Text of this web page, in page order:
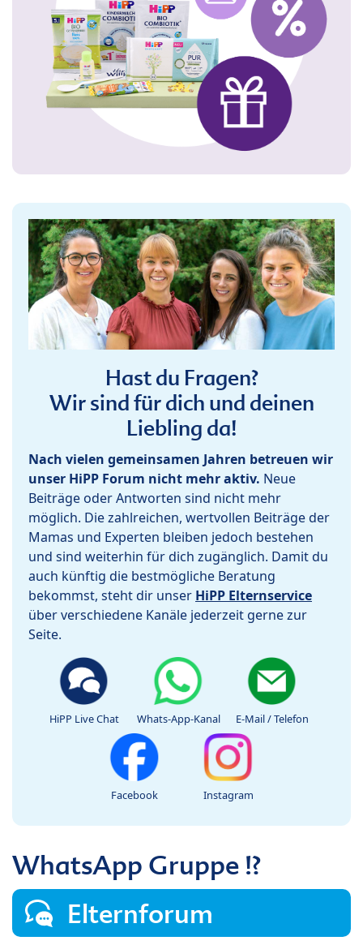
Hast du Fragen?
Wir sind für dich und deinen
Liebling da!
Nach vielen gemeinsamen Jahren betreuen wir
unser HiPP Forum nicht mehr aktiv. Neue
Beiträge oder Antworten sind nicht mehr
möglich. Die zahlreichen, wertvollen Beiträge der
Mamas und Experten bleiben jedoch bestehen
und sind weiterhin für dich zugänglich. Damit du
auch künftig die bestmögliche Beratung
bekommst, steht dir unser HiPP Elternservice
über verschiedene Kanäle jederzeit gerne zur
Seite.
HiPP Live Chat Whats-App-Kanal E-Mail / Telefon
Facebook Instagram
WhatsApp Gruppe !?
Elternforum